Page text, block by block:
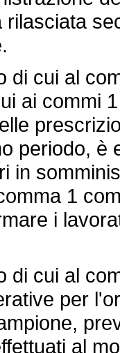
cui al
ai commi
periodo, è
in
1
i
cui al
per
al